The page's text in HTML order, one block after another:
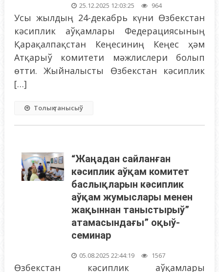
25.12.2025 12:03:25 964
Усы жылдың 24-декабрь күни Өзбекстан
кәсиплик аўқамлары Федерациясының
Қарақалпақстан Кеңесиниң Кеңес ҳәм
Атқарыў комитети мәжлислери болып
өтти. Жыйналысты Өзбекстан кәсиплик
[…]
Толық танысыў
“Жаңадан сайланған
кәсиплик аўқам комитет
баслықларын кәсиплик
аўқам жумыслары менен
жақыннан таныстырыў”
атамасындағы” оқыў-
семинар
05.08.2025 22:44:19 1567
Өзбекстан кәсиплик аўқамлары